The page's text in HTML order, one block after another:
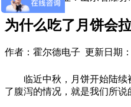
为什么吃了月饼会
作者：霍尔德电子 更新日期：
临近中秋，月饼开始陆续被
了腹泻的情况，就是我们所